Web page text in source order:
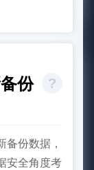
份
份数据，
安全角度考